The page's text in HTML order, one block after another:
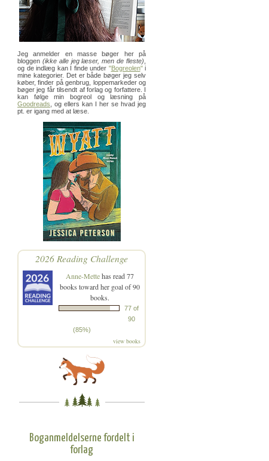
Jeg anmelder en masse bøger her på
bloggen (ikke alle jeg læser, men de fleste)
og de indlæg kan I finde under "Bogreolen"i
mine kategorier. Det er både bøger jeg selv
køber, finder på genbrug, loppemarkeder og
bøger jeg får tilsendt af forlag og forfattere. I
kan følge min bogreol og læsning på
Goodreads , og ellers kan I her se hvad jeg
pt. er igang med at læse.
2026 Reading Challenge
Anne-Mettehas read 77
books toward her goal of 90
books.
77 of
90
(85%)
view books
Boganmeldelserne fordelt i
forlag